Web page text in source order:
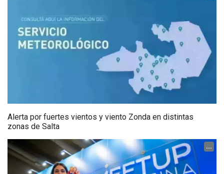
Alerta por fuertes vientos y viento Zonda en distintas
zonas de Salta
...